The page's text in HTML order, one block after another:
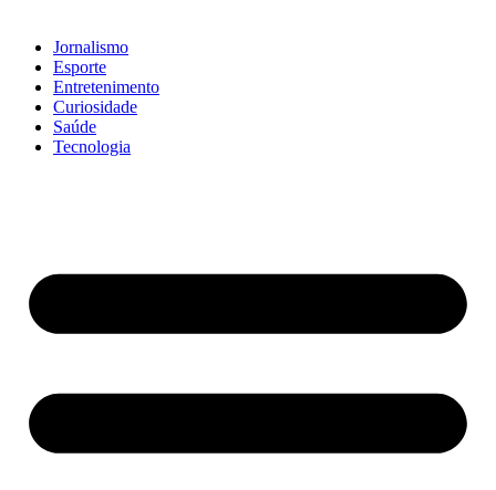
Jornalismo
Esporte
Entretenimento
Curiosidade
Saúde
Tecnologia